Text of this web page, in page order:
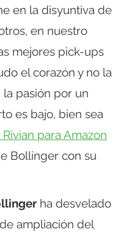
en la disyuntiva de
en nuestro
mejores pick-ups
el corazón y no la
la pasión por un
es bajo, bien sea
para Amazon
Bollinger con su
ha desvelado
ampliación del